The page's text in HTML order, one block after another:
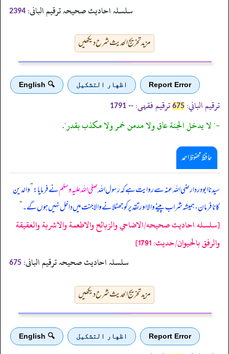
سلسلہ احادیث صحیحہ ترقیم البانی: 2394
مزید تخریج الحدیث شرح دیکھیں
Report Error اظهار التشكيل 🔍 English
ترقیم الباني: 675 ترقیم فقہی: --
1791
-" لا يدخل الجنة عاق ولا مدمن خمر ولا مكذب بقدر".
حافظ محفوظ احمد
سیدنا ابودردا رضی اللہ عنہ سے روایت ہے کہ رسول اللہصلی اللہ علیہ وسلمنے فرمایا:”والدین
کا نافرمان، ہمیشہ شراب پینے والا اور تقدیر کو جھٹلانے والا جنت میں داخل نہیں ہوں گے۔“
[سلسله احاديث صحيحه/الاضاحي والزبائح والاطعمة والاشربة والعقيقة
والرفق بالحيوان/حدیث: 1791]
سلسلہ احادیث صحیحہ ترقیم البانی: 675
مزید تخریج الحدیث شرح دیکھیں
Report Error اظهار التشكيل 🔍 English